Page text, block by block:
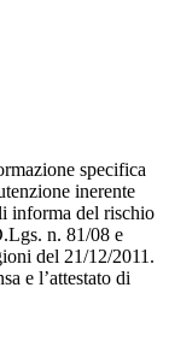
specifica
inerente
informa del rischio
n. 81/08 e
del 21/12/2011.
e l’attestato di